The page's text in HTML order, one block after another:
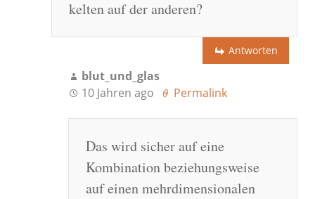
kelten auf der anderen?
Antworten
blut_und_glas
10 Jahren ago
Permalink
Das wird sicher auf eine
Kombination beziehungsweise
auf einen mehrdimensionalen